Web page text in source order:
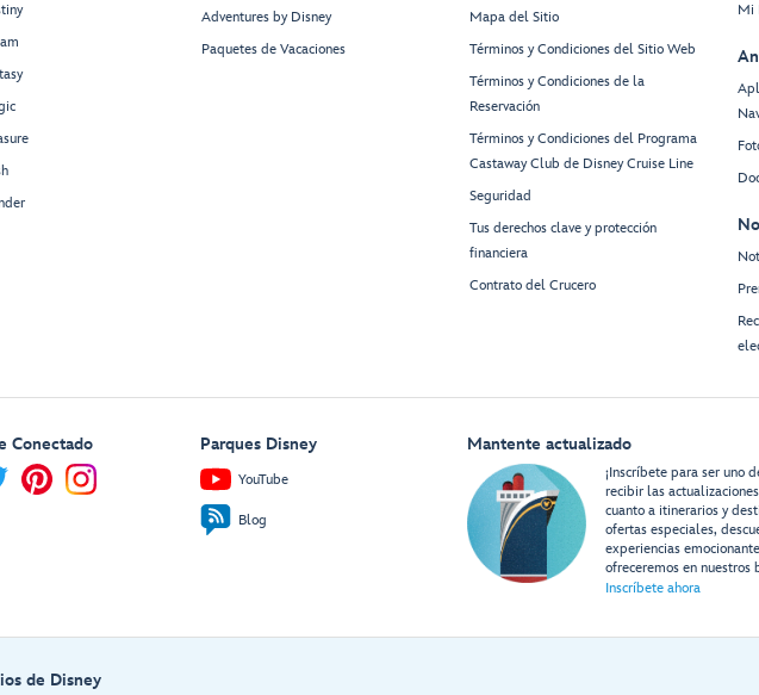
Adventures by Disney
Paquetes de Vacaciones
Mapa del Sitio
Términos y Condiciones del Sitio Web
Términos y Condiciones de la
Reservación
Términos y Condiciones del Programa
Castaway Club de Disney Cruise Line
Seguridad
Tus derechos clave y protección
financiera
Contrato del Crucero
Mi
Conectado Parques Disney
YouTube
Blog
Mantente actualizado
¡Inscríbete para ser uno
recibir las
cuanto a itinerarios y
ofertas especiales,
experiencias
ofreceremos en nuestros
Inscríbete ahora
de Disney